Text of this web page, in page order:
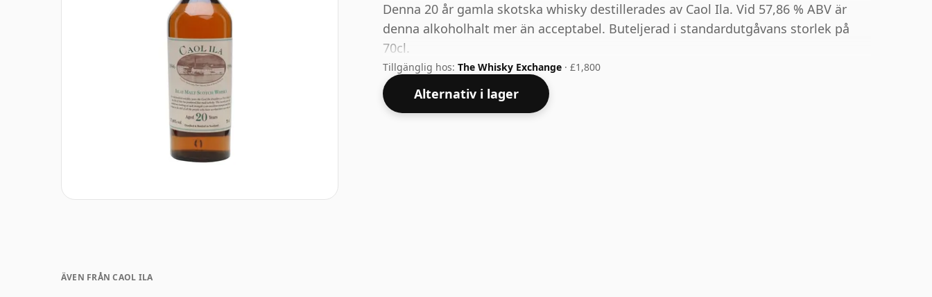
Denna 20 år gamla skotska whisky destillerades av Caol Ila. Vid 57,86 % ABV är
denna alkoholhalt mer än acceptabel. Buteljerad i standardutgåvans storlek på
70cl.
Tillgänglig hos: The Whisky Exchange · £1,800
Alternativ i lager
ÄVEN FRÅN CAOL ILA